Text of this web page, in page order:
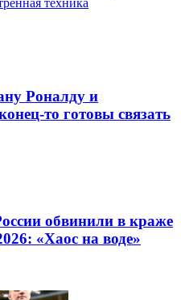
Роналду и
то готовы связать
обвинили в краже
«Хаос на воде»